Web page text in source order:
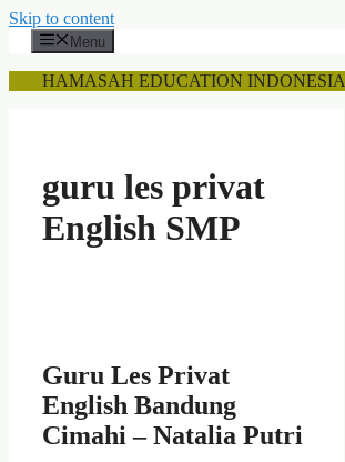
Skip to content
Menu
HAMASAH EDUCATION INDONESIA
guru les privat
English SMP
Guru Les Privat
English Bandung
Cimahi – Natalia Putri